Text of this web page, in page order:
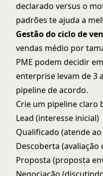
declarado versus o
padrões te ajuda a
Gestão do ciclo de
vendas médio por
PME podem decidir
enterprise levam de 3
pipeline de acordo.
Crie um pipeline claro
Lead (interesse inicial)
Qualificado (atende
Descoberta (avaliação
Proposta (proposta